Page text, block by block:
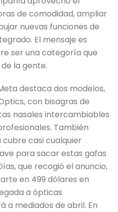
de comodidad, ampliar
nuevas funciones de
El mensaje es
ser una categoría que
la gente.
destaca dos modelos,
con bisagras de
nasales intercambiables
También
casi cualquier
para sacar estas gafas
que recogió el anuncio,
en 499 dólares en
a ópticas
a mediados de abril. En